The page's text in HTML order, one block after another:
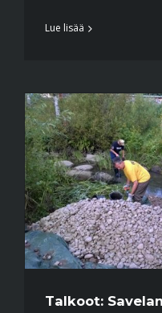
Lue lisää
Talkoot: